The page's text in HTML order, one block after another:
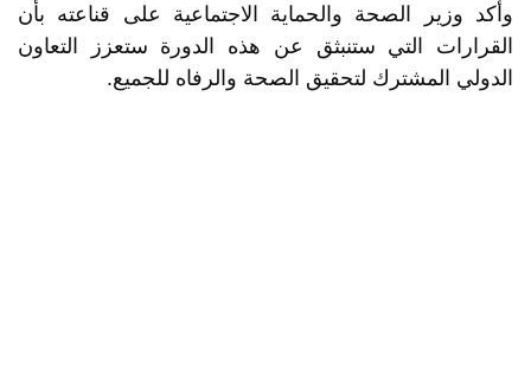
وأكد وزير الصحة والحماية الاجتماعية على قناعته بأن
القرارات التي ستنبثق عن هذه الدورة ستعزز التعاون
الدولي المشترك لتحقيق الصحة والرفاه للجميع.